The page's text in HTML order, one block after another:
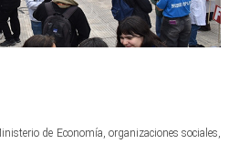
de Economía, organizaciones sociales,